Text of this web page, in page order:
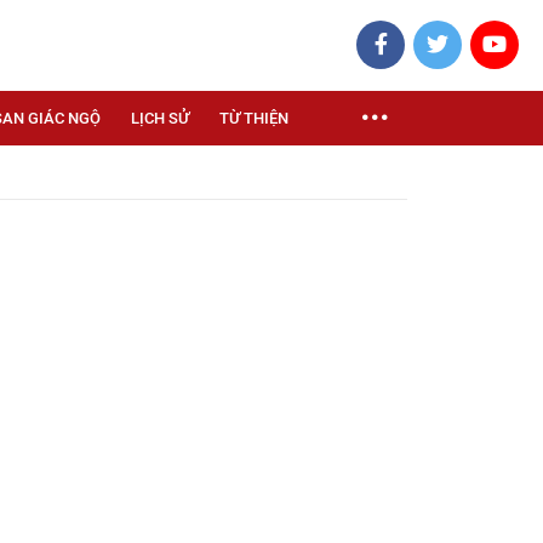
GIÁC NGỘ LỊCH SỬ TỪ THIỆN